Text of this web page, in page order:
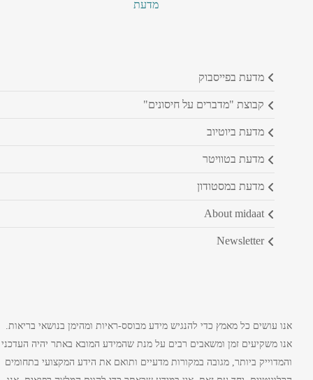
מדעת בפייסבוק
קבוצת "מדברים על חיסונים"
מדעת ביוטיוב
מדעת בטוויטר
מדעת במסטודון
about midaat
newsletter
אנו עושים כל מאמץ כדי להנגיש מידע מבוסס-ראיות ומהימן בנושאי בריאות.
אנו משקיעים זמן ומשאבים רבים על מנת שהמידע המובא באתר יהיה העדכני
והמדוייק ביותר, מגובה במקורות מדעיים ותואם את הידע המקצועי בתחומים